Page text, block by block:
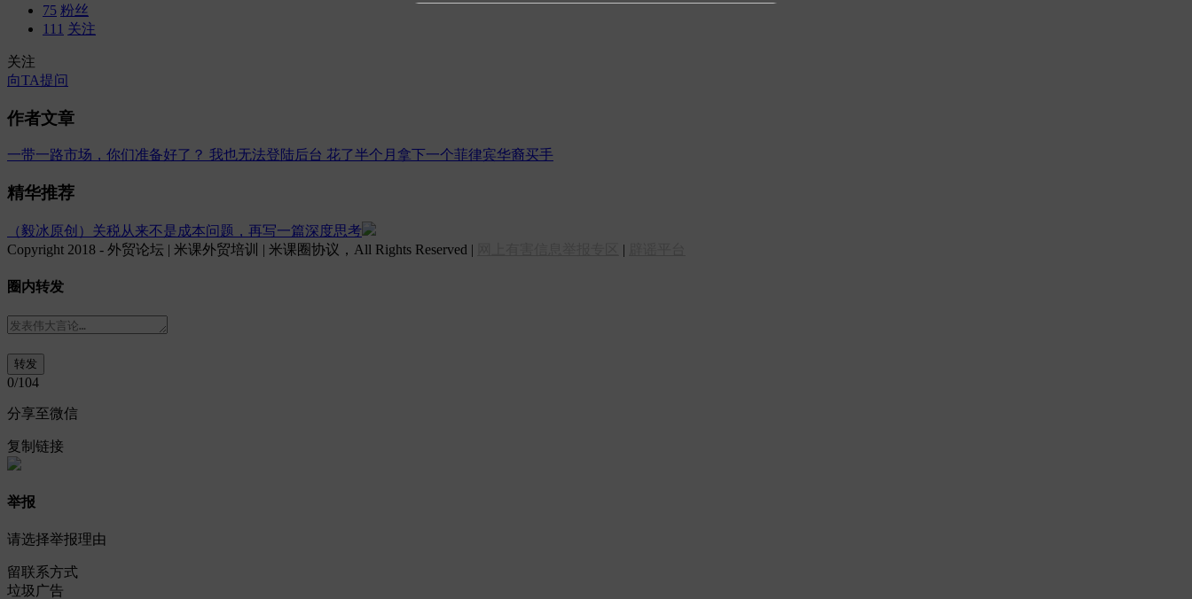
75 粉丝
111 关注
关注
向TA提问
作者文章
一带一路市场，你们准备好了？ 我也无法登陆后台 花了半个月拿下一个菲律宾华裔买手
精华推荐
（毅冰原创）关税从来不是成本问题，再写一篇深度思考
Copyright 2018 - 外贸论坛 | 米课外贸培训 | 米课圈协议，All Rights Reserved |
|
圈内转发
0/104
分享至微信
复制链接
举报
请选择举报理由
留联系方式
垃圾广告